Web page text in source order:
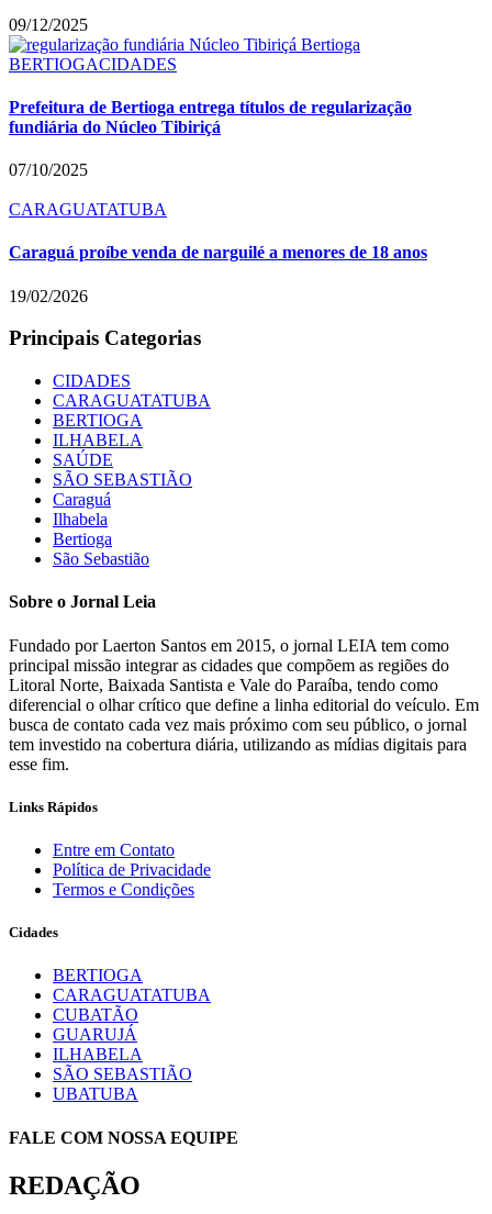
09/12/2025
BERTIOGACIDADES
Prefeitura de Bertioga entrega títulos de regularização
fundiária do Núcleo Tibiriçá
07/10/2025
CARAGUATATUBA
Caraguá proíbe venda de narguilé a menores de 18 anos
19/02/2026
Principais Categorias
CIDADES
CARAGUATATUBA
BERTIOGA
ILHABELA
SAÚDE
SÃO SEBASTIÃO
Caraguá
Ilhabela
Bertioga
São Sebastião
Sobre o Jornal Leia
Fundado por Laerton Santos em 2015, o jornal LEIA tem como
principal missão integrar as cidades que compõem as regiões do
Litoral Norte, Baixada Santista e Vale do Paraíba, tendo como
diferencial o olhar crítico que define a linha editorial do veículo. Em
busca de contato cada vez mais próximo com seu público, o jornal
tem investido na cobertura diária, utilizando as mídias digitais para
esse fim.
Links Rápidos
Entre em Contato
Política de Privacidade
Termos e Condições
Cidades
BERTIOGA
CARAGUATATUBA
CUBATÃO
GUARUJÁ
ILHABELA
SÃO SEBASTIÃO
UBATUBA
FALE COM NOSSA EQUIPE
REDAÇÃO